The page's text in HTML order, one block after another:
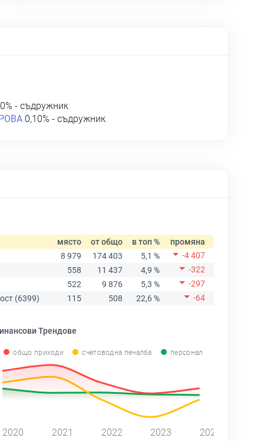
- съдружник
0,10% - съдружник
място от общо в топ %
промяна
8 979
174 403 5,1 %
-4 407
558
11 437 4,9 %
-322
522
9 876 5,3 %
-297
(6399)
115 508 22,6 % -64
Трендове
общо приходи счетоводна печалба персонал
2020 2021 2022 2023 2024